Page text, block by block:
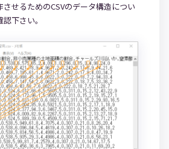
せるためのCSVのデータ構造につい
下さい。